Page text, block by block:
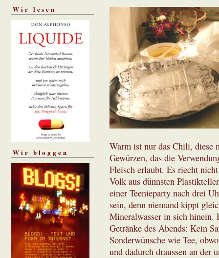
Wir lesen
Wir bloggen
Warm ist nur das Chili, diese
Gewürzen, das die
Fleisch erlaubt. Es riecht
Volk aus dünnsten
einer Teenieparty nach drei
sein, denn niemand kippt
Mineralwasser in sich hinein.
Getränke des Abends: Kein
Sonderwünsche wie Tee,
und dadurch draussen an